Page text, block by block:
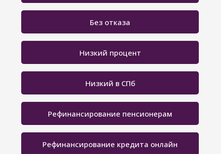
Рефинансирование кредита онлайн
Рефинансирование пенсионерам
Низкий процент
Без отказа
Низкий в СПб